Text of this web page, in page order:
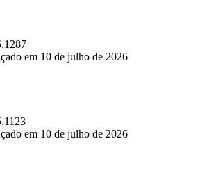
em 10 de julho de 2026
em 10 de julho de 2026